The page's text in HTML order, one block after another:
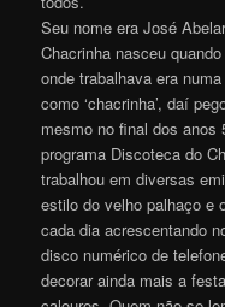
Seu nome era José
Chacrinha nasceu
onde trabalhava era
como ‘chacrinha’, daí
mesmo no final dos anos
programa Discoteca do
trabalhou em diversas
estilo do velho palhaço e
cada dia acrescentando
disco numérico de
decorar ainda mais a